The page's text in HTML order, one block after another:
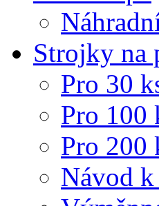
Strojky na
Pro 30
Pro 100
Pro 200
Návod